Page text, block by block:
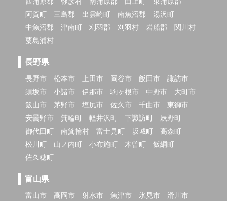
阿賀町
三島郡 出雲崎町 南魚沼郡
湯沢町
中魚沼郡
津南町 刈羽郡 刈羽村 岩船郡
関川村
粟島浦村
長野県
長野市 松本市 上田市 岡谷市 飯田市
諏訪市
須坂市
小諸市 伊那市 駒ヶ根市 中野市
大町市
飯山市
茅野市 塩尻市 佐久市 千曲市
東御市
安曇野市
箕輪町 軽井沢町 下諏訪町
辰野町
御代田町
南箕輪村 富士見町 坂城町
高森町
松川町
山ノ内町 小布施町 木曽町
飯綱町
佐久穂町
富山県
富山市 高岡市 射水市 魚津市 氷見市
滑川市